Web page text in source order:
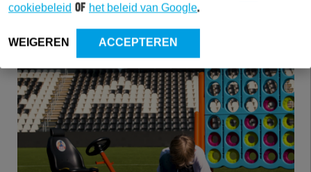
cookiebeleid of het beleid van Google.
WEIGEREN ACCEPTEREN